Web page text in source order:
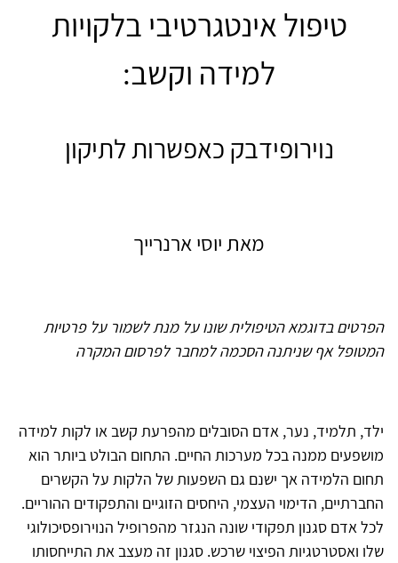
טיפול אינטגרטיבי בלקויות
למידה וקשב:
נוירופידבק כאפשרות לתיקון
מאת יוסי ארנרייך
הפרטים בדוגמא הטיפולית שונו על מנת לשמור על פרטיות
המטופל אף שניתנה הסכמה למחבר לפרסום המקרה
ילד, תלמיד, נער, אדם הסובלים מהפרעת קשב או לקות למידה
מושפעים ממנה בכל מערכות החיים. התחום הבולט ביותר הוא
תחום הלמידה אך ישנם גם השפעות של הלקות על הקשרים
החברתיים, הדימוי העצמי, היחסים הזוגיים והתפקודים ההוריים.
לכל אדם סגנון תפקודי שונה הנגזר מהפרופיל הנוירופסיכולוגי
שלו ואסטרטגיות הפיצוי שרכש. סגנון זה מעצב את התייחסותו